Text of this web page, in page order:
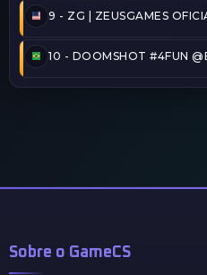
9 - ZG | ZEUSGAMES
10 - DOOMSHOT #4FUN
Sobre o GameCS